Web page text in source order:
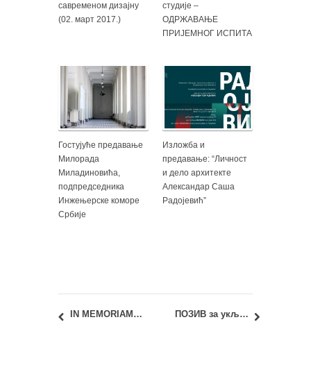
савременом дизајну
(02. март 2017.)
студије –
ОДРЖАВАЊЕ
ПРИЈЕМНОГ ИСПИТА
Гостујуће предавање
Милорада
Миладиновића,
подпредседника
Инжењерске коморе
Србије
Изложба и
предавање: “Личност
и дело архитекте
Александар Саша
Радојевић”
IN MEMORIAM др Мирјана Ротер Благојевић, редовни професор ПОЗИВ за укључивање у рад Студентске редакције УБ – АФ (РАФС)